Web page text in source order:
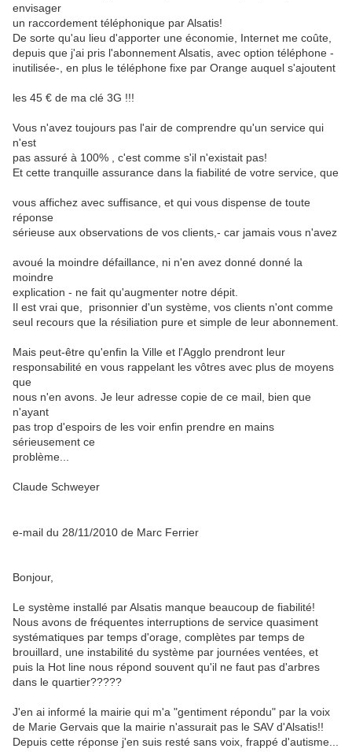
envisager
un raccordement téléphonique par Alsatis!
De sorte qu'au lieu d'apporter une économie, Internet me coûte,
depuis que j'ai pris l'abonnement Alsatis, avec option téléphone -
inutilisée-, en plus le téléphone fixe par Orange auquel s'ajoutent
les 45 € de ma clé 3G !!!
Vous n'avez toujours pas l'air de comprendre qu'un service qui
n'est
pas assuré à 100% , c'est comme s'il n'existait pas!
Et cette tranquille assurance dans la fiabilité de votre service, que
vous affichez avec suffisance, et qui vous dispense de toute
réponse
sérieuse aux observations de vos clients,- car jamais vous n'avez
avoué la moindre défaillance, ni n'en avez donné donné la
moindre
explication - ne fait qu'augmenter notre dépit.
Il est vrai que, prisonnier d'un système, vos clients n'ont comme
seul recours que la résiliation pure et simple de leur abonnement.
Mais peut-être qu'enfin la Ville et l'Agglo prendront leur
responsabilité en vous rappelant les vôtres avec plus de moyens
que
nous n'en avons. Je leur adresse copie de ce mail, bien que
n'ayant
pas trop d'espoirs de les voir enfin prendre en mains
sérieusement ce
problème...
Claude Schweyer
e-mail du 28/11/2010 de Marc Ferrier
Bonjour,
Le système installé par Alsatis manque beaucoup de fiabilité!
Nous avons de fréquentes interruptions de service quasiment
systématiques par temps d'orage, complètes par temps de
brouillard, une instabilité du système par journées ventées, et
puis la Hot line nous répond souvent qu'il ne faut pas d'arbres
dans le quartier?????
J'en ai informé la mairie qui m'a "gentiment répondu" par la voix
de Marie Gervais que la mairie n'assurait pas le SAV d'Alsatis!!
Depuis cette réponse j'en suis resté sans voix, frappé d'autisme...